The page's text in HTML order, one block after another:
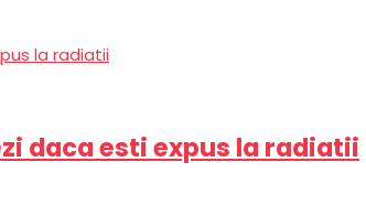
daca esti expus la radiatii